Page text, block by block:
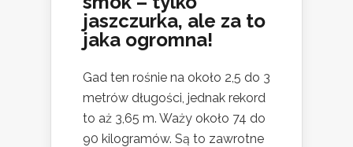
jaszczurka, ale za to
jaka ogromna!
Gad ten rośnie na około 2,5 do 3
metrów długości, jednak rekord
to aż 3,65 m. Waży około 74 do
90 kilogramów. Są to zawrotne